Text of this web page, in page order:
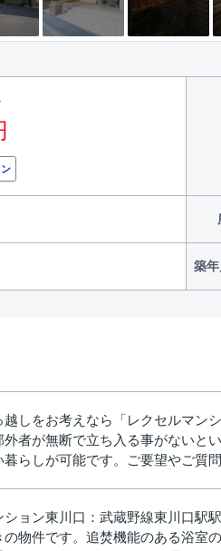
築
しをお考えなら「レクセルマン
者が無断で立ち入る事がないと
らしが可能です。ご要望やご質
ション東川口：武蔵野線東川口駅
物件です。追焚機能のある浴室